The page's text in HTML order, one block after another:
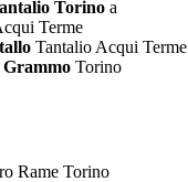
Torino a
Terme
Tantalio Acqui Terme
Torino